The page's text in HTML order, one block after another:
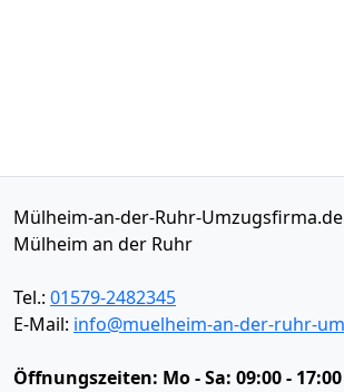
Mülheim-an-der-Ruhr-Umzugsfirma.de
Mülheim an der Ruhr
Tel.: 01579-2482345
E-Mail: info@muelheim-an-der-ruhr-
Öffnungszeiten: Mo - Sa: 09:00 -